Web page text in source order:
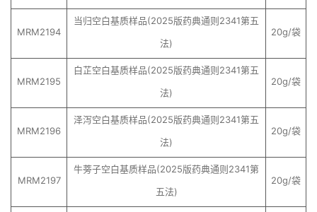
MRM2194
当归空白基质样品(2025版药典通则2341第五
法)
20g/袋
MRM2195
白芷空白基质样品(2025版药典通则2341第五
法)
20g/袋
MRM2196
泽泻空白基质样品(2025版药典通则2341第五
法)
20g/袋
MRM2197
牛蒡子空白基质样品(2025版药典通则2341第
五法)
20g/袋